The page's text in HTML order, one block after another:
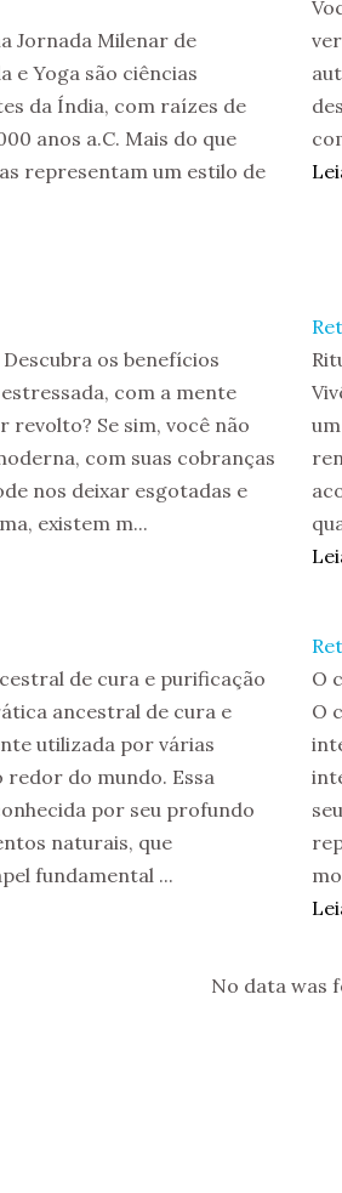
Jornada Milenar de
e Yoga são ciências
da Índia, com raízes de
anos a.C. Mais do que
representam um estilo de
os benefícios
com a mente
revolto? Se sim, você não
com suas cobranças
nos deixar esgotadas e
existem m...
de cura e purificação
ancestral de cura e
utilizada por várias
do mundo. Essa
por seu profundo
naturais, que
fundamental ...
O
O
No data was